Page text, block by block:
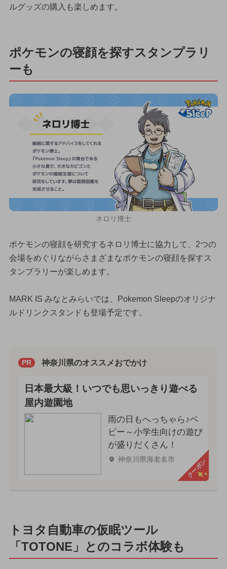
ルグッズの購入も楽しめます。
ポケモンの寝顔を探すスタンプラリ
ーも
ネロリ博士
ポケモンの寝顔を研究するネロリ博士に協力して、2つの
会場をめぐりながらさまざまなポケモンの寝顔を探すス
タンプラリーが楽しめます。
MARK IS みなとみらいでは、Pokemon Sleepのオリジナ
ルドリンクスタンドも登場予定です。
PR 神奈川県のオススメおでかけ
日本最大級！いつでも思いっきり遊べる
屋内遊園地
雨の日もへっちゃら♪ベ
ビー～小学生向けの遊び
が盛りだくさん！
神奈川県海老名市 クーポン
トヨタ自動車の仮眠ツール
「TOTONE」とのコラボ体験も